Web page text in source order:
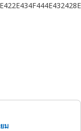
422E434F444E432428E
ม